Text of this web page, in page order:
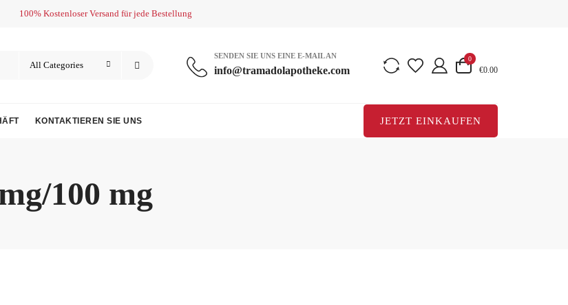
100% Kostenloser Versand für jede Bestellung
SENDEN SIE UNS EINE E-MAIL AN
info@tramadolapotheke.com
0
€0.00
KONTAKTIEREN SIE UNS JETZT EINKAUFEN
100 mg